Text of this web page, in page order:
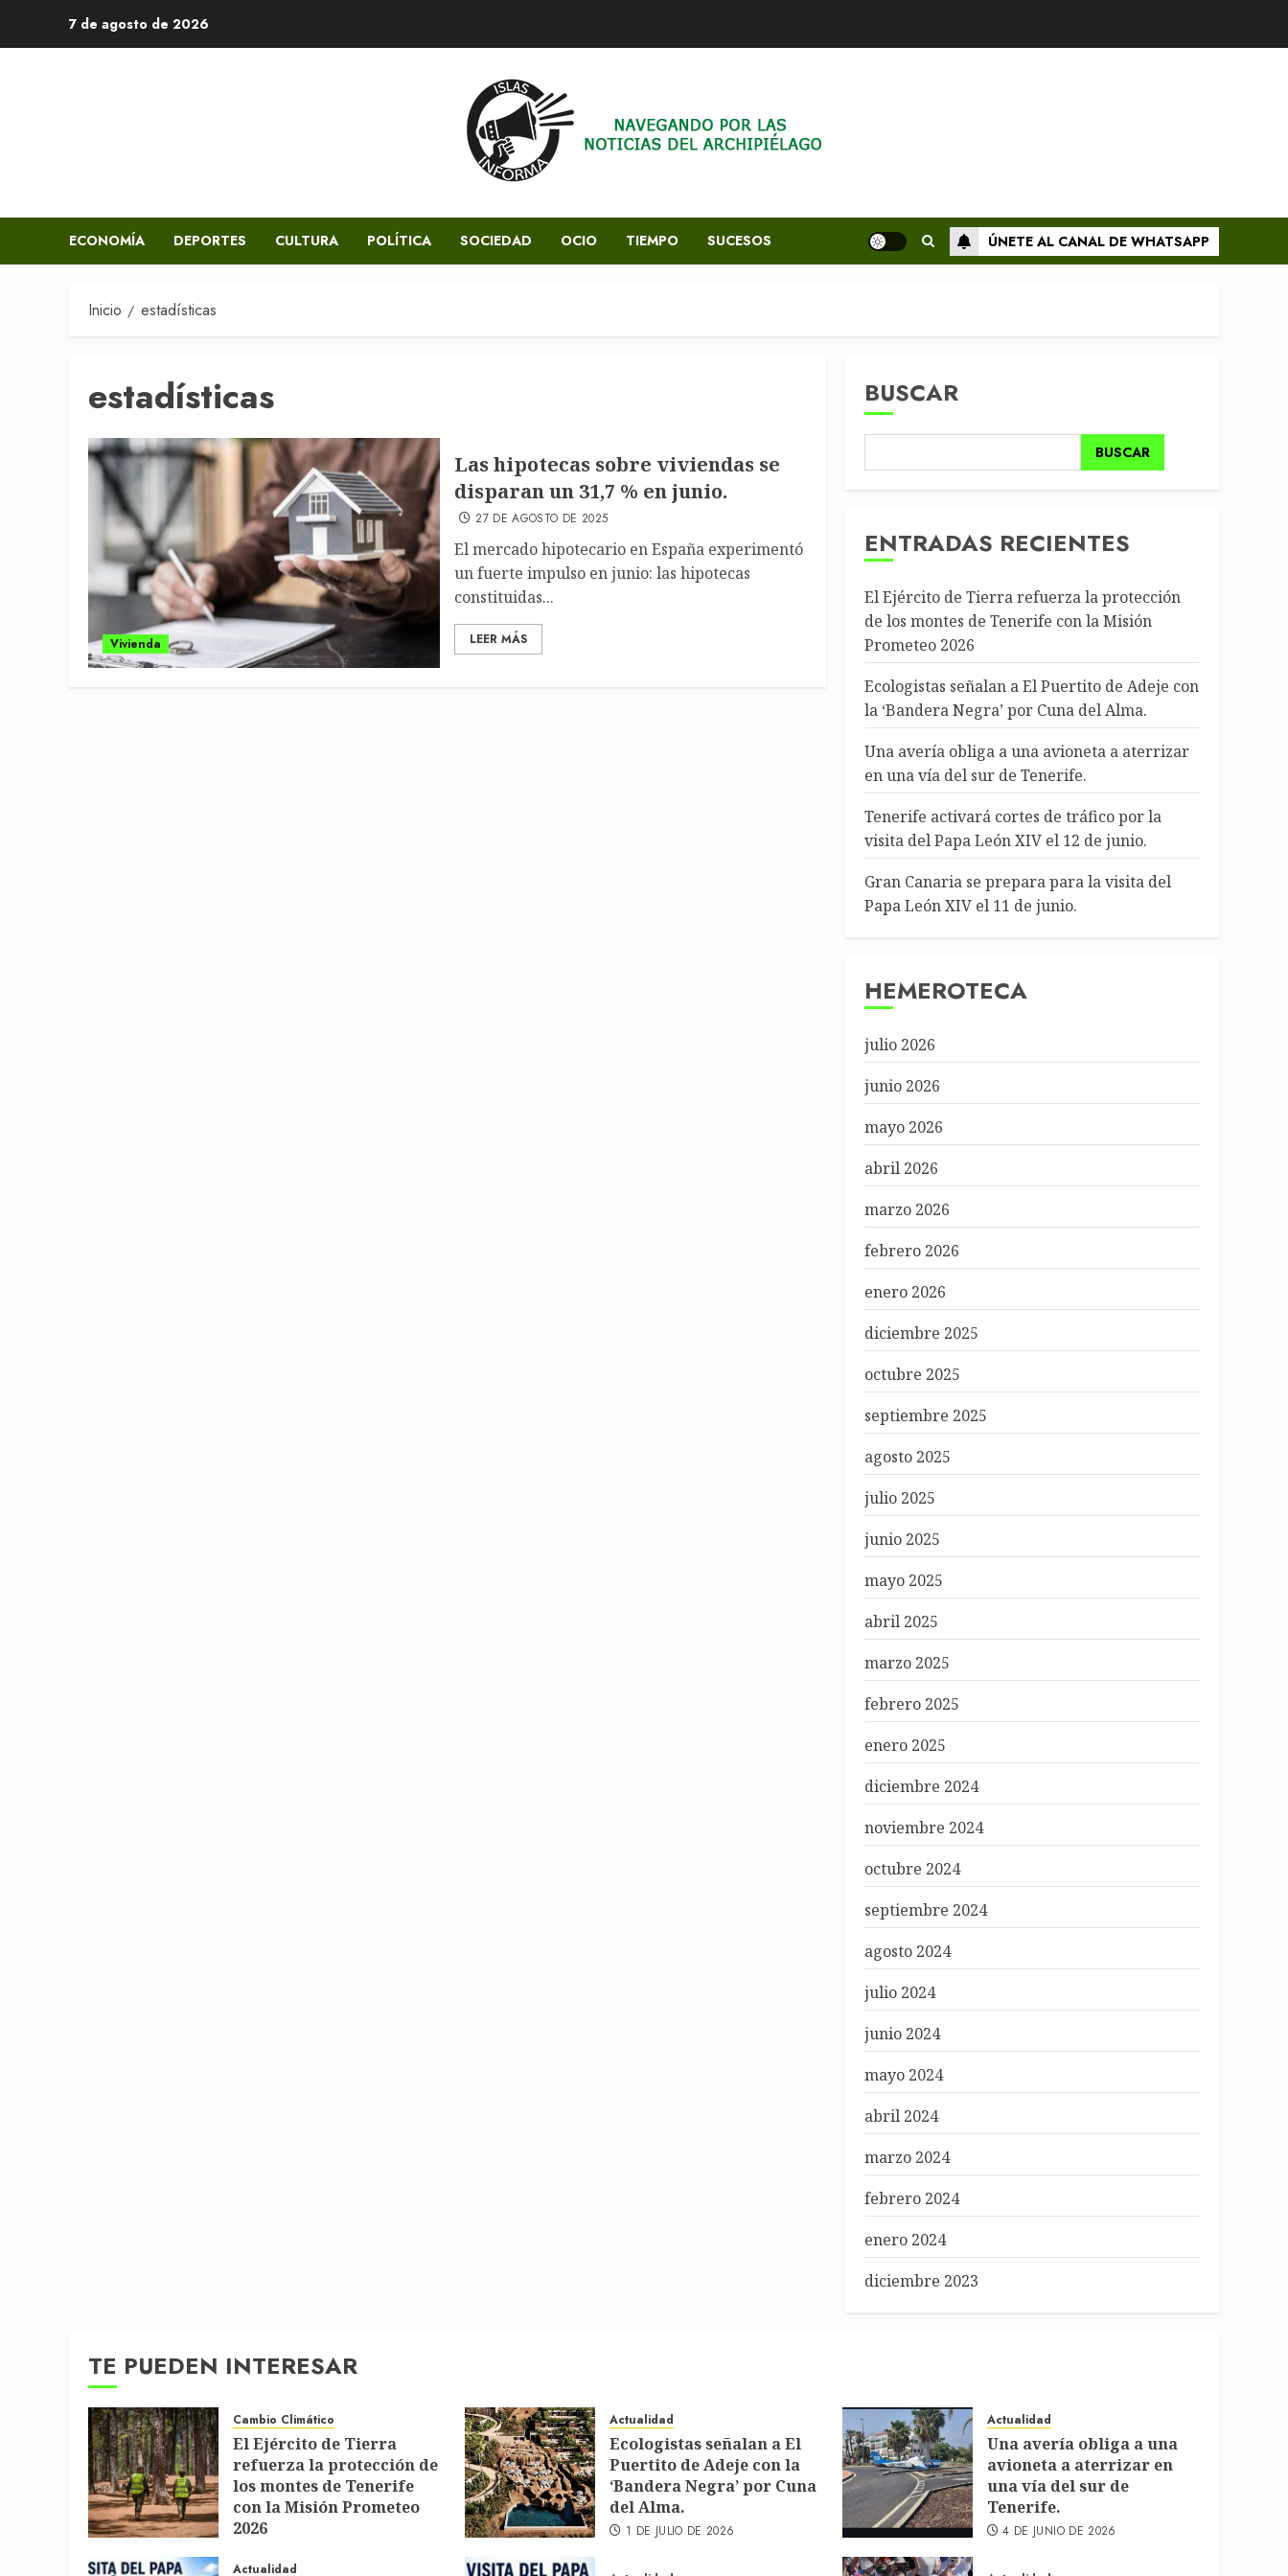
7 de agosto de 2026
ECONOMÍA DEPORTES CULTURA POLÍTICA SOCIEDAD OCIO TIEMPO SUCESOS ÚNETE AL CANAL DE WHATSAPP
Inicio estadísticas
estadísticas
Vivienda
Las hipotecas sobre viviendas se
disparan un 31,7 % en junio.
27 DE AGOSTO DE 2025
El mercado hipotecario en España experimentó
un fuerte impulso en junio: las hipotecas
constituidas...
LEER MÁS
BUSCAR
BUSCAR
ENTRADAS RECIENTES
El Ejército de Tierra refuerza la protección
de los montes de Tenerife con la Misión
Prometeo 2026
Ecologistas señalan a El Puertito de Adeje con
la ‘Bandera Negra’ por Cuna del Alma.
Una avería obliga a una avioneta a aterrizar
en una vía del sur de Tenerife.
Tenerife activará cortes de tráfico por la
visita del Papa León XIV el 12 de junio.
Gran Canaria se prepara para la visita del
Papa León XIV el 11 de junio.
HEMEROTECA
julio 2026
junio 2026
mayo 2026
abril 2026
marzo 2026
febrero 2026
enero 2026
diciembre 2025
octubre 2025
septiembre 2025
agosto 2025
julio 2025
junio 2025
mayo 2025
abril 2025
marzo 2025
febrero 2025
enero 2025
diciembre 2024
noviembre 2024
octubre 2024
septiembre 2024
agosto 2024
julio 2024
junio 2024
mayo 2024
abril 2024
marzo 2024
febrero 2024
enero 2024
diciembre 2023
TE PUEDEN INTERESAR
Cambio Climático
El Ejército de Tierra
refuerza la protección de
los montes de Tenerife
con la Misión Prometeo
2026
Actualidad
Ecologistas señalan a El
Puertito de Adeje con la
‘Bandera Negra’ por Cuna
del Alma.
1 DE JULIO DE 2026
Actualidad
Una avería obliga a una
avioneta a aterrizar en
una vía del sur de
Tenerife.
4 DE JUNIO DE 2026
Actualidad